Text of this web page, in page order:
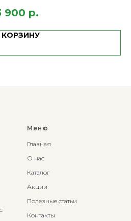
900 р.
КОРЗИНУ
Меню
Главная
О нас
Каталог
Акции
Полезные статьи
Контакты